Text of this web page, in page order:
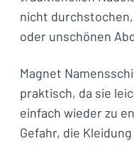
nicht
oder unschönen
Magnet
praktisch, da sie
einfach wieder zu
Gefahr, die